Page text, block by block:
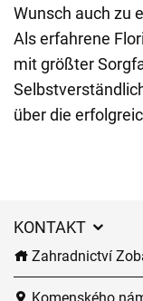
Wunsch auch zu
Als erfahrene
mit größter
über die
KONTAKT
Zahradnictví